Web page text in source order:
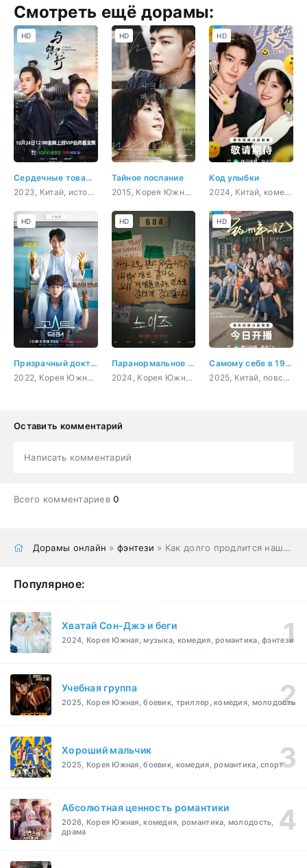
Смотреть ещё дорамы:
Сердечные товарищи
2023, Китай, история, мистика, романтика, драма
HD
Тайное послание
2015, Корея Южная, романтика, драма
HD
Код улыбки
2024, Китай, комедия, романтика, повседневность, молодость
HD
Призрачный доктор
2022, Корея Южная, комедия, медицина, фэнтези, сверхъестественное
HD
Паранормальное явление. Шум
2024, Корея Южная, триллер, мистика, ужасы
HD
Самому себе в 1999 году
2025, Китай, повседневность, молодость, драма, семейный
HD
Оставить комментарий
Написать комментарий
Всего комментариев0
Дорамы онлайн »фэнтези » Как долго продлится наша любовь?
Популярное:
Хватай Сон-Джэ и беги
2024, Корея Южная, музыка, комедия, романтика, фэнтези
Учебная группа
2025, Корея Южная, боевик, триллер, комедия, молодость
Хороший мальчик
2025, Корея Южная, боевик, комедия, романтика, спорт
Абсолютная ценность романтики
2026, Корея Южная, комедия, романтика, молодость,
драма